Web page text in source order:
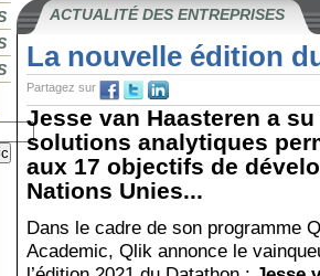
ACTUALITÉ DES ENTREPRISES
La nouvelle édition
Partagez sur
Jesse van Haasteren a
solutions analytiques
aux 17 objectifs de
Nations Unies...
Dans le cadre de son programme
Academic, Qlik annonce le